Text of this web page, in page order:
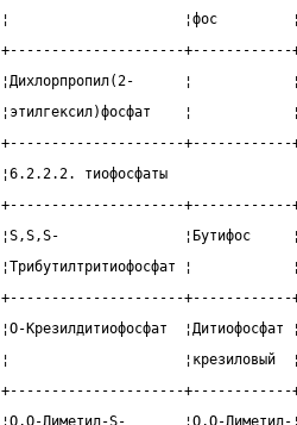
¦                     ¦фос
+---------------------+------------
¦Дихлорпропил(2-      ¦
¦этилгексил)фосфат    ¦
+---------------------+------------
¦6.2.2.2. тиофосфаты
+---------------------+------------
¦S,S,S-               ¦Бутифос
¦Трибутилтритиофосфат ¦
+---------------------+------------
¦О-Крезилдитиофосфат
¦
+---------------------+------------